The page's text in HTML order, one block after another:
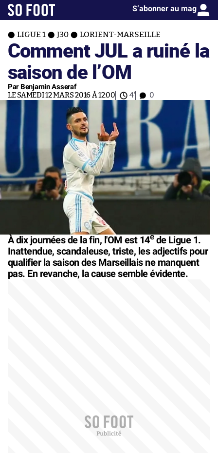
S’abonner au mag
LIGUE 1 J30 LORIENT-MARSEILLE
Comment JUL a ruiné la
saison de l’OM
Par Benjamin Asseraf
LE SAMEDI 12 MARS 2016 À 12:00 4' 0
À dix journées de la fin, l'OM est 14ede Ligue 1.
Inattendue, scandaleuse, triste, les adjectifs pour
qualifier la saison des Marseillais ne manquent
pas. En revanche, la cause semble évidente.